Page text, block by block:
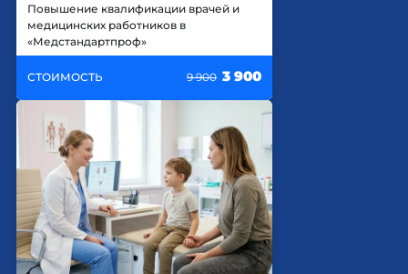
Повышение квалификации врачей и
медицинских работников в
«Медстандартпроф»
СТОИМОСТЬ 9 900 3 900